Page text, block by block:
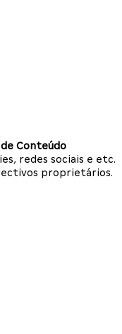
Conteúdo
redes sociais e etc.
proprietários.